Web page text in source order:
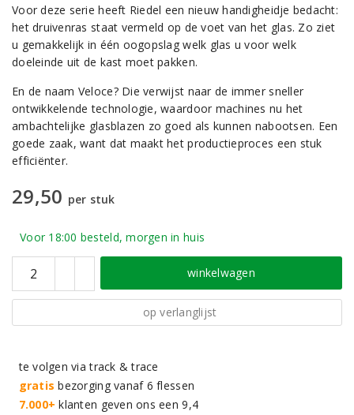
Voor deze serie heeft Riedel een nieuw handigheidje bedacht:
het druivenras staat vermeld op de voet van het glas. Zo ziet
u gemakkelijk in één oogopslag welk glas u voor welk
doeleinde uit de kast moet pakken.
En de naam Veloce? Die verwijst naar de immer sneller
ontwikkelende technologie, waardoor machines nu het
ambachtelijke glasblazen zo goed als kunnen nabootsen. Een
goede zaak, want dat maakt het productieproces een stuk
efficiënter.
29,50 per stuk
Voor 18:00 besteld, morgen in huis
winkelwagen
op verlanglijst
te volgen via track & trace
gratis bezorging vanaf 6 flessen
7.000+ klanten geven ons een 9,4